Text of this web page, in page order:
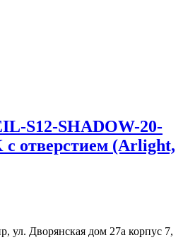
S12-SHADOW-20-
отверстием (Arlight,
ул. Дворянская дом 27а корпус 7,